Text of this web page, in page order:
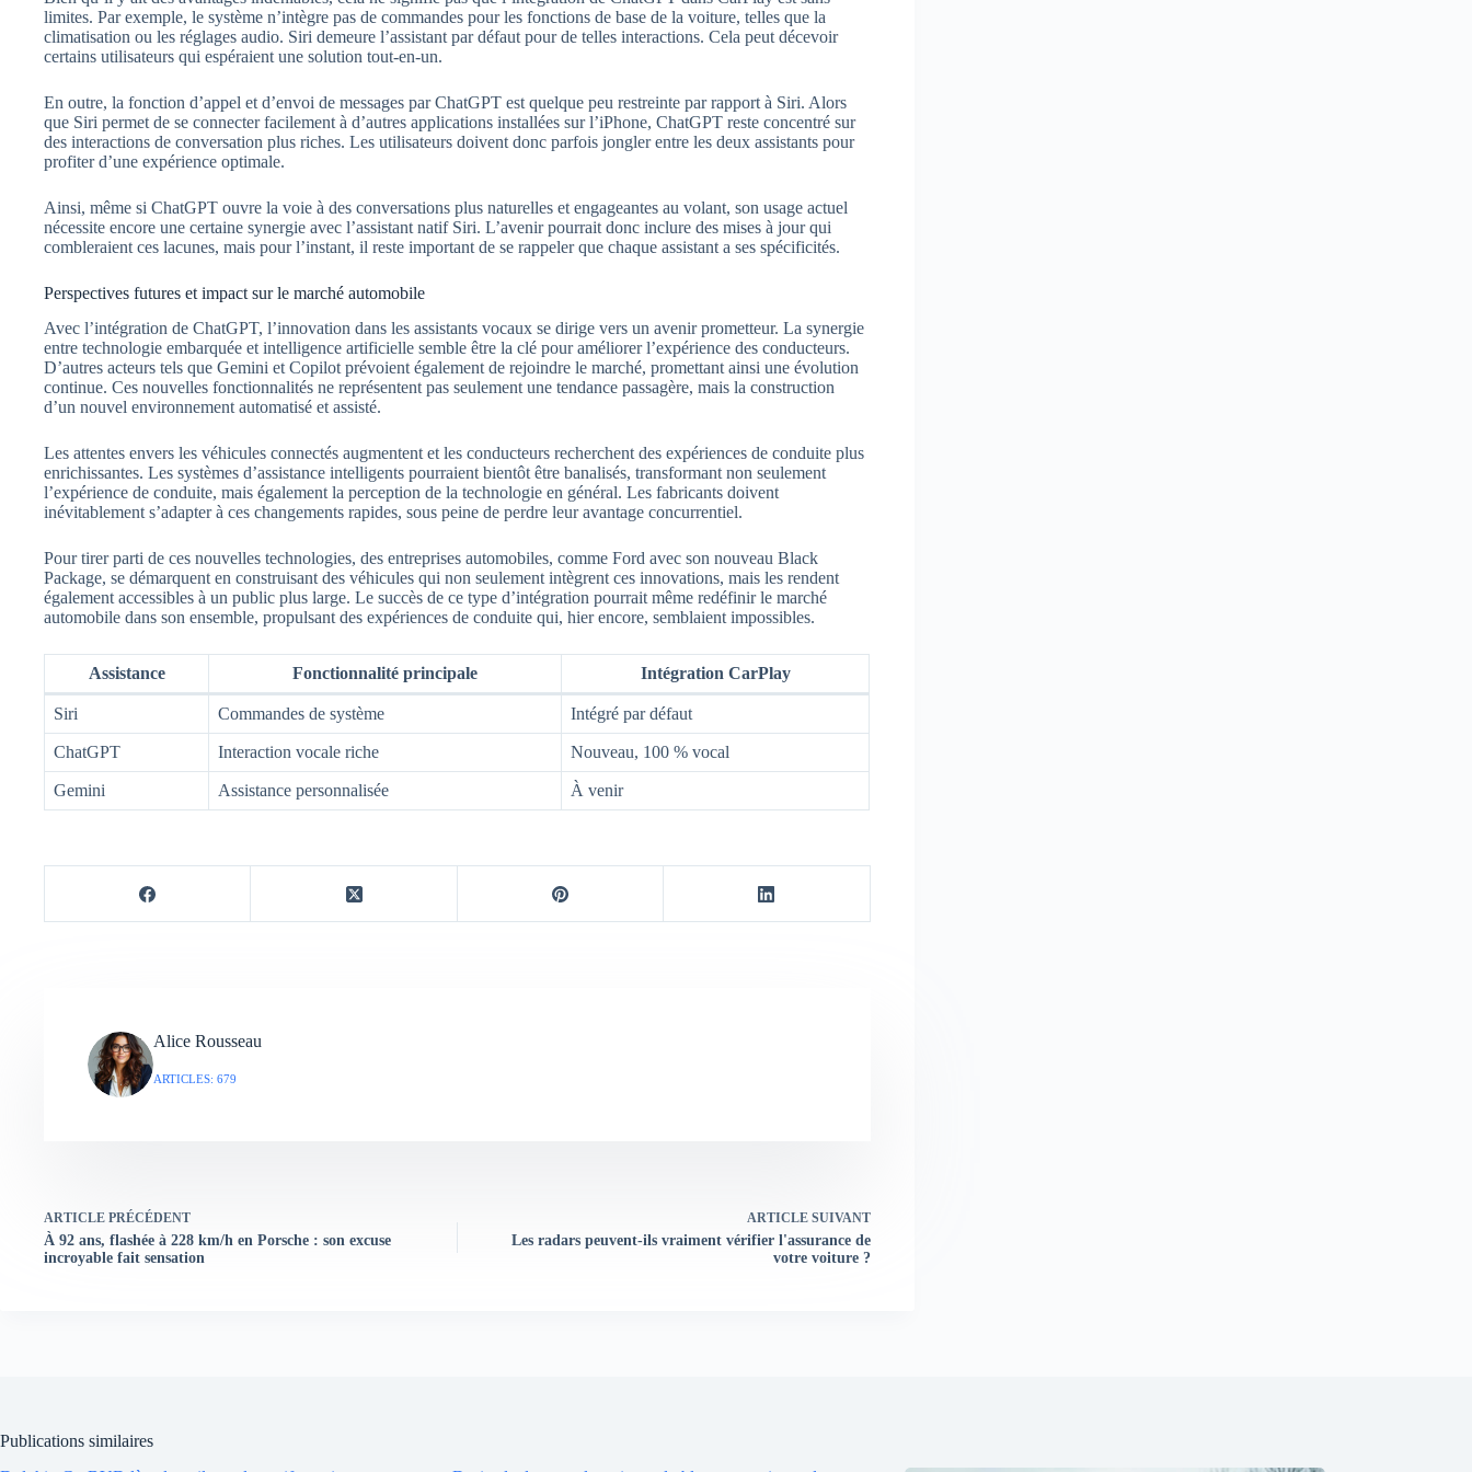
limites. Par exemple, le système n’intègre pas de commandes pour les fonctions de base de la voiture, telles que la
climatisation ou les réglages audio. Siri demeure l’assistant par défaut pour de telles interactions. Cela peut décevoir
certains utilisateurs qui espéraient une solution tout-en-un.
En outre, la fonction d’appel et d’envoi de messages par ChatGPT est quelque peu restreinte par rapport à Siri. Alors
que Siri permet de se connecter facilement à d’autres applications installées sur l’iPhone, ChatGPT reste concentré sur
des interactions de conversation plus riches. Les utilisateurs doivent donc parfois jongler entre les deux assistants pour
profiter d’une expérience optimale.
Ainsi, même si ChatGPT ouvre la voie à des conversations plus naturelles et engageantes au volant, son usage actuel
nécessite encore une certaine synergie avec l’assistant natif Siri. L’avenir pourrait donc inclure des mises à jour qui
combleraient ces lacunes, mais pour l’instant, il reste important de se rappeler que chaque assistant a ses spécificités.
Perspectives futures et impact sur le marché automobile
Avec l’intégration de ChatGPT, l’innovation dans les assistants vocaux se dirige vers un avenir prometteur. La synergie
entre technologie embarquée et intelligence artificielle semble être la clé pour améliorer l’expérience des conducteurs.
D’autres acteurs tels que Gemini et Copilot prévoient également de rejoindre le marché, promettant ainsi une évolution
continue. Ces nouvelles fonctionnalités ne représentent pas seulement une tendance passagère, mais la construction
d’un nouvel environnement automatisé et assisté.
Les attentes envers les véhicules connectés augmentent et les conducteurs recherchent des expériences de conduite plus
enrichissantes. Les systèmes d’assistance intelligents pourraient bientôt être banalisés, transformant non seulement
l’expérience de conduite, mais également la perception de la technologie en général. Les fabricants doivent
inévitablement s’adapter à ces changements rapides, sous peine de perdre leur avantage concurrentiel.
Pour tirer parti de ces nouvelles technologies, des entreprises automobiles, comme Ford avec son nouveau Black
Package, se démarquent en construisant des véhicules qui non seulement intègrent ces innovations, mais les rendent
également accessibles à un public plus large. Le succès de ce type d’intégration pourrait même redéfinir le marché
automobile dans son ensemble, propulsant des expériences de conduite qui, hier encore, semblaient impossibles.
Assistance Fonctionnalité principale Intégration CarPlay
Siri Commandes de système Intégré par défaut
ChatGPT Interaction vocale riche Nouveau, 100 % vocal
Gemini Assistance personnalisée À venir
Alice Rousseau
ARTICLES: 679
ARTICLE PRÉCÉDENT
À 92 ans, flashée à 228 km/h en Porsche : son excuse
incroyable fait sensation
ARTICLESUIVANT
Les radars peuvent-ils vraiment vérifier l'assurance de
votre voiture ?
Publications similaires